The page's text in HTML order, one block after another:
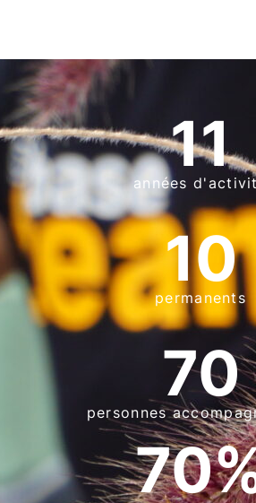
années
11
permanents
10
personnes
70
70